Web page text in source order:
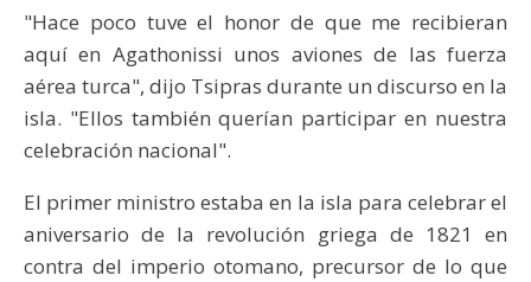
"Hace poco tuve el honor de que me recibieran
aquí en Agathonissi unos aviones de las fuerza
aérea turca", dijo Tsipras durante un discurso en la
isla. "Ellos también querían participar en nuestra
celebración nacional".
El primer ministro estaba en la isla para celebrar el
aniversario de la revolución griega de 1821 en
contra del imperio otomano, precursor de lo que